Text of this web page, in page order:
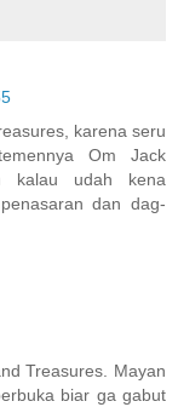
karena seru
Om Jack
kalau udah kena
dan dag-
Treasures. Mayan
biar ga gabut